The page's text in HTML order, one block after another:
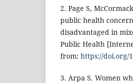
2. Page S,
public health
disadvantaged in
Public Health
from: https://doi.org/
3. Arpa S. Women